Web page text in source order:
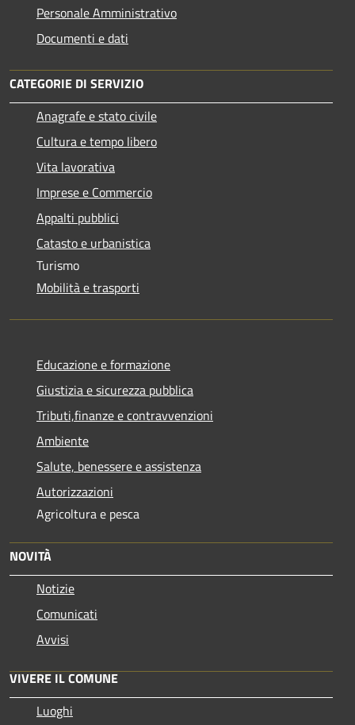
Personale Amministrativo
Documenti e dati
CATEGORIE DI SERVIZIO
Anagrafe e stato civile
Cultura e tempo libero
Vita lavorativa
Imprese e Commercio
Appalti pubblici
Catasto e urbanistica
Turismo
Mobilità e trasporti
Educazione e formazione
Giustizia e sicurezza pubblica
Tributi,finanze e contravvenzioni
Ambiente
Salute, benessere e assistenza
Autorizzazioni
Agricoltura e pesca
NOVITÀ
Notizie
Comunicati
Avvisi
VIVERE IL COMUNE
Luoghi